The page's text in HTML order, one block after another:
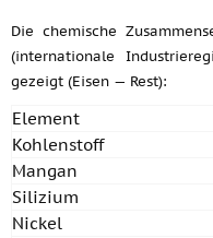
Die chemische
(internationale
gezeigt (Eisen — Rest):
Element
Kohlenstoff
Mangan
Silizium
Nickel